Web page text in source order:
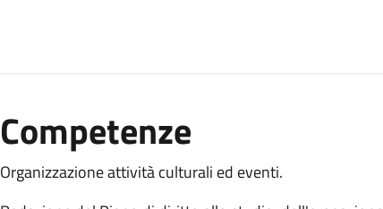
Competenze
Organizzazione attività culturali ed eventi.